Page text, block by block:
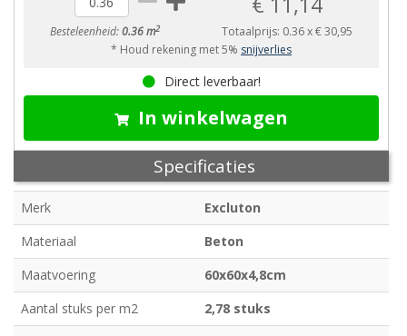
Besteleenheid:0.36 m2 Totaalprijs: 0.36x€ 30,95
* Houd rekening met 5% snijverlies
Direct leverbaar!
In winkelwagen
Specificaties
Merk
Excluton
Materiaal
Beton
Maatvoering
60x60x4,8cm
Aantal stuks per m2
2,78 stuks